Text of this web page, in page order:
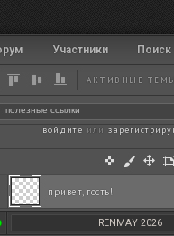
RENMAY 2026
полезные ссылки
Участники Поиск
АКТИВНЫЕ ТЕМЫ
привет, гость!
войдите или